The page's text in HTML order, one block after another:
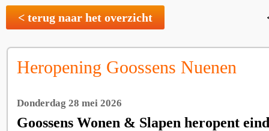
< terug naar het overzicht
Heropening Goossens Nuenen
Donderdag 28 mei 2026
Goossens Wonen & Slapen heropent